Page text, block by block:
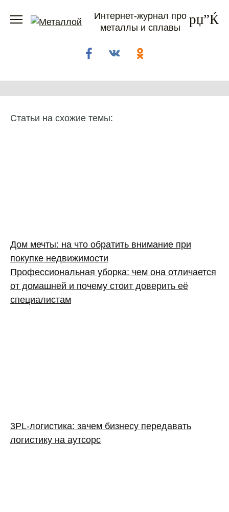
Интернет-журнал про
металлы и сплавы
Статьи на схожие темы:
Дом мечты: на что обратить внимание при
покупке недвижимости
Профессиональная уборка: чем она отличается
от домашней и почему стоит доверить её
специалистам
3PL‑логистика: зачем бизнесу передавать
логистику на аутсорс